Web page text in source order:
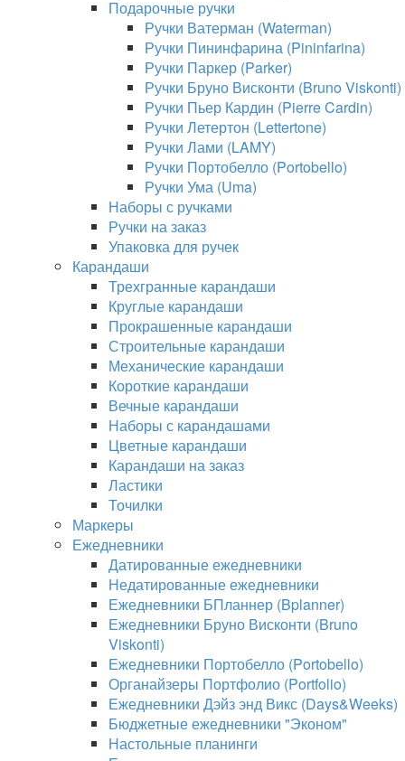
Подарочные ручки
Ручки Ватерман (Waterman)
Ручки Пининфарина (Pininfarina)
Ручки Паркер (Parker)
Ручки Бруно Висконти (Bruno Viskonti)
Ручки Пьер Кардин (Pierre Cardin)
Ручки Летертон (Lettertone)
Ручки Лами (LAMY)
Ручки Портобелло (Portobello)
Ручки Ума (Uma)
Наборы с ручками
Ручки на заказ
Упаковка для ручек
Карандаши
Трехгранные карандаши
Круглые карандаши
Прокрашенные карандаши
Строительные карандаши
Механические карандаши
Короткие карандаши
Вечные карандаши
Наборы с карандашами
Цветные карандаши
Карандаши на заказ
Ластики
Точилки
Маркеры
Ежедневники
Датированные ежедневники
Недатированные ежедневники
Ежедневники БПланнер (Bplanner)
Ежедневники Бруно Висконти (Bruno
Viskonti)
Ежедневники Портобелло (Portobello)
Органайзеры Портфолио (Portfolio)
Ежедневники Дэйз энд Викс (Days&Weeks)
Бюджетные ежедневники "Эконом"
Настольные планинги